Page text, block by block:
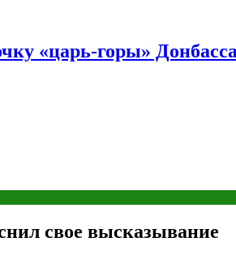
«царь-горы»
свое высказывание